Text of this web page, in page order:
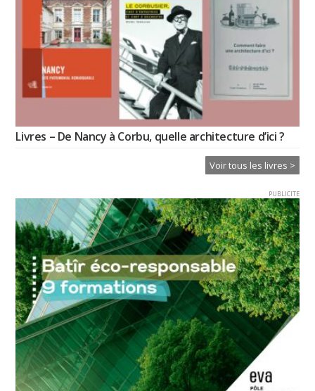
Livres – De Nancy à Corbu, quelle architecture d’ici ?
Voir tous les livres >
PUBLICITE